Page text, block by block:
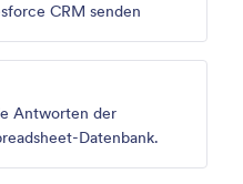
CRM senden
Antworten der
Datenbank.